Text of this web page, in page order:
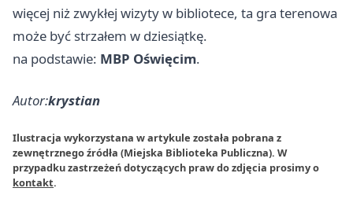
więcej niż zwykłej wizyty w bibliotece, ta gra terenowa
może być strzałem w dziesiątkę.
na podstawie: MBP Oświęcim.
Autor:krystian
Ilustracja wykorzystana w artykule została pobrana z
zewnętrznego źródła (Miejska Biblioteka Publiczna). W
przypadku zastrzeżeń dotyczących praw do zdjęcia prosimy o
kontakt.